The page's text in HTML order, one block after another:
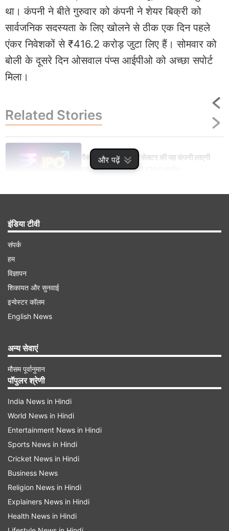
और पढ़ें
था। कंपनी ने बीते गुरुवार को कंपनी ने शेयर बिक्री को
सार्वजनिक सदस्यता के लिए खोलने से ठीक एक दिन पहले
एंकर निवेशकों से ₹416.2 करोड़ जुटा लिए हैं। सोमवार को
बोली के दूसरे दिन ओसवाल पंप्स आईपीओ को अच्छा सपोर्ट
मिला।
Related Stories
पैसा रखें तैयार! ज्वेलरी सेक्टर की यह कंपनी लाएगी
IPO, मार्केट से जुटाएगी 1700 करोड़
कितना है प्रति शेयर प्राइस बैंड
ओसवाल पंप्स आईपीओ का मूल्य बैंड ₹584 और ₹614 प्रति
शेयर के बीच है। इस आईपीओ की कुल पेशकश ₹1,387
करोड़ है। निवेशक न्यूनतम 24 इक्विटी शेयरों और उसके बाद
24 शेयरों के मल्टीपल में बोलियां प्रस्तुत कर सकते हैं।
निवेशक न्यूनतम 24 इक्विटी शेयरों और उसके बाद 24 शेयरों
के मल्टीपल में बोलियां प्रस्तुत कर सकते हैं। खबर के
मुताबिक, इस आईपीओ के एंकर निवेशकों में आईसीआईसीआई
प्रूडेंशियल म्यूचुअल फंड (एमएफ), कोटक महिंद्रा एमएफ,
इंडिया टीवी
संपर्क
हम
विज्ञापन
शिकायत और सुनवाई
इन्वेस्टर कॉलम
English News
अन्य सेवाएं
मौसम पूर्वानुमान
पॉपुलर श्रेणी
India News in Hindi
World News in Hindi
Entertainment News in Hindi
Sports News in Hindi
Cricket News in Hindi
Business News
Religion News in Hindi
Explainers News in Hindi
Health News in Hindi